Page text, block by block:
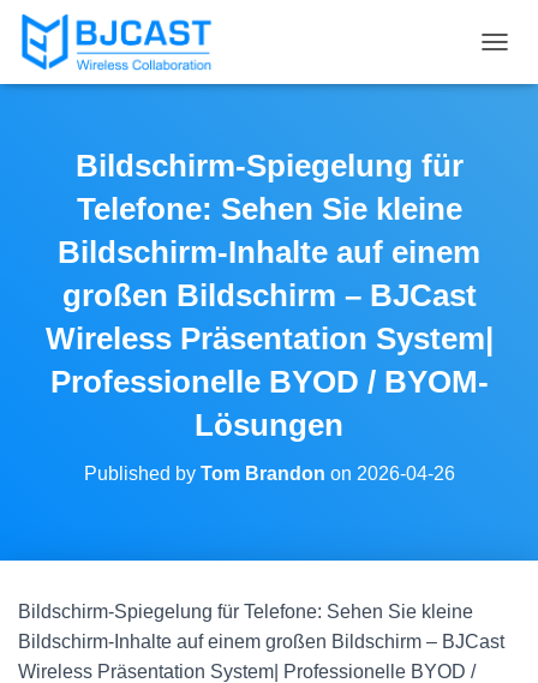
O
Bildschirm-Spiegelung für
Telefone: Sehen Sie kleine
Bildschirm-Inhalte auf einem
großen Bildschirm – BJCast
Wireless Präsentation System|
Professionelle BYOD / BYOM-
Lösungen
Published by Tom Brandon on 2026-04-26
Bildschirm-Spiegelung für Telefone: Sehen Sie kleine
Bildschirm-Inhalte auf einem großen Bildschirm – BJCast
Wireless Präsentation System| Professionelle BYOD /